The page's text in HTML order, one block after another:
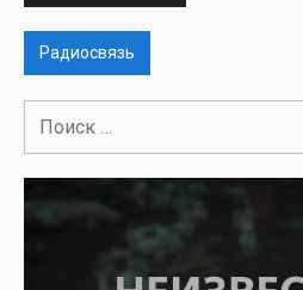
Радиосвязь
Поиск
для: